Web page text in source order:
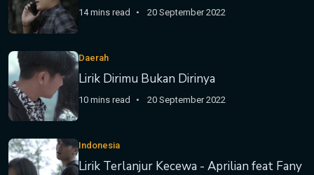
14 mins read 20 September 2022
Daerah
Lirik Dirimu Bukan Dirinya
10 mins read 20 September 2022
Indonesia
Lirik Terlanjur Kecewa - Aprilian feat Fany